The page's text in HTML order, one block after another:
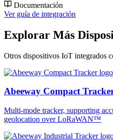
Documentación
Ver guía de integración
Explorar Más
Otros dispositivos IoT integrados
Abeeway Compact
Multi-mode tracker, supporting
geolocation over LoRaWAN™